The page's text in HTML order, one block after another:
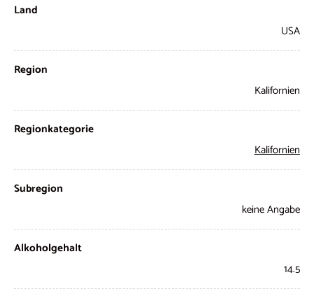
Land
USA
Region
Kalifornien
Regionkategorie
Kalifornien
Subregion
keine Angabe
Alkoholgehalt
14.5